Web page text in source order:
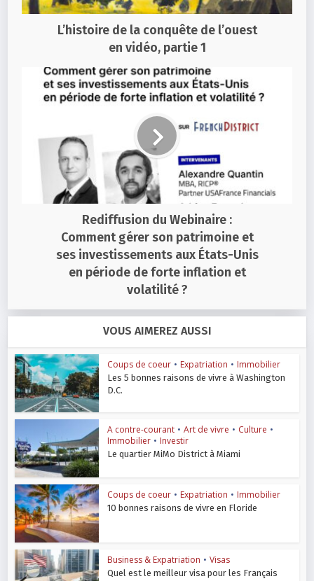
L’histoire de la conquête de l’ouest
en vidéo, partie 1
Rediffusion du Webinaire :
Comment gérer son patrimoine et
ses investissements aux États-Unis
en période de forte inflation et
volatilité ?
VOUS AIMEREZ AUSSI
Coups de coeur • Expatriation • Immobilier
Les 5 bonnes raisons de vivre à Washington
D.C.
A contre-courant • Art de vivre • Culture •
Immobilier • Investir
Le quartier MiMo District à Miami
Coups de coeur • Expatriation • Immobilier
10 bonnes raisons de vivre en Floride
Business & Expatriation • Visas
Quel est le meilleur visa pour les Français